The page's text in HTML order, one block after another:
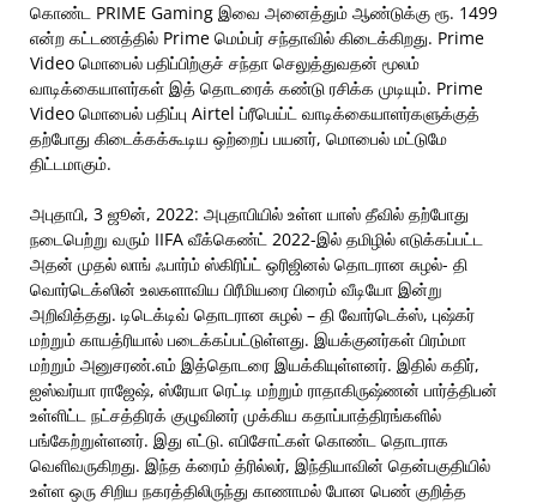
கொண்ட PRIME Gaming இவை அனைத்தும் ஆண்டுக்கு ரூ. 1499
என்ற கட்டணத்தில் Prime மெம்பர் சந்தாவில் கிடைக்கிறது. Prime
Video மொபைல் பதிப்பிற்குச் சந்தா செலுத்துவதன் மூலம்
வாடிக்கையாளர்கள் இத் தொடரைக் கண்டு ரசிக்க முடியும். Prime
Video மொபைல் பதிப்பு Airtel ப்ரீபெய்ட் வாடிக்கையாளர்களுக்குத்
தற்போது கிடைக்கக்கூடிய ஒற்றைப் பயனர், மொபைல் மட்டுமே
திட்டமாகும்.
அபுதாபி, 3 ஜூன், 2022: அபுதாபியில் உள்ள யாஸ் தீவில் தற்போது
நடைபெற்று வரும் IIFA வீக்கெண்ட் 2022-இல் தமிழில் எடுக்கப்பட்ட
அதன் முதல் லாங் ஃபார்ம் ஸ்கிரிப்ட் ஒரிஜினல் தொடரான சுழல்- தி
வொர்டெக்ஸின் உலகளாவிய பிரீமியரை பிரைம் வீடியோ இன்று
அறிவித்தது. டிடெக்டிவ் தொடரான சுழல் – தி வோர்டெக்ஸ், புஷ்கர்
மற்றும் காயத்ரியால் படைக்கப்பட்டுள்ளது. இயக்குனர்கள் பிரம்மா
மற்றும் அனுசரண்.எம் இத்தொடரை இயக்கியுள்ளனர். இதில் கதிர்,
ஐஸ்வர்யா ராஜேஷ், ஸ்ரேயா ரெட்டி மற்றும் ராதாகிருஷ்ணன் பார்த்திபன்
உள்ளிட்ட நட்சத்திரக் குழுவினர் முக்கிய கதாப்பாத்திரங்களில்
பங்கேற்றுள்ளனர். இது எட்டு. எபிசோட்கள் கொண்ட தொடராக
வெளிவருகிறது. இந்த க்ரைம் த்ரில்லர், இந்தியாவின் தென்பகுதியில்
உள்ள ஒரு சிறிய நகரத்திலிருந்து காணாமல் போன பெண் குறித்த